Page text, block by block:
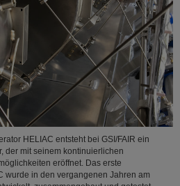
HELIAC entsteht bei GSI/FAIR ein
der mit seinem kontinuierlichen
eröffnet. Das erste
wurde in den vergangenen Jahren am